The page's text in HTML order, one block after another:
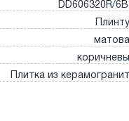
DD606320R/
Плитка из